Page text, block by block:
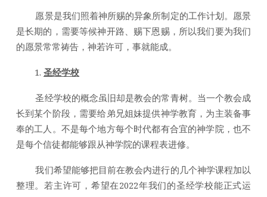
愿景是我们照着神所赐的异象所制定的工作计划。愿景
是长期的，需要等候神开路、赐下恩赐，所以我们要为我们
的愿景常常祷告，神若许可，事就能成。
圣经学校
圣经学校的概念虽旧却是教会的常青树。当一个教会成
长到某个阶段，需要给弟兄姐妹提供神学教育，为主装备事
奉的工人。不是每个地方每个时代都有合宜的神学院，也不
是每个信徒都能够跟从神学院的课程表进修。
我们希望能够把目前在教会内进行的几个神学课程加以
整理。若主许可，希望在2022年我们的圣经学校能正式运